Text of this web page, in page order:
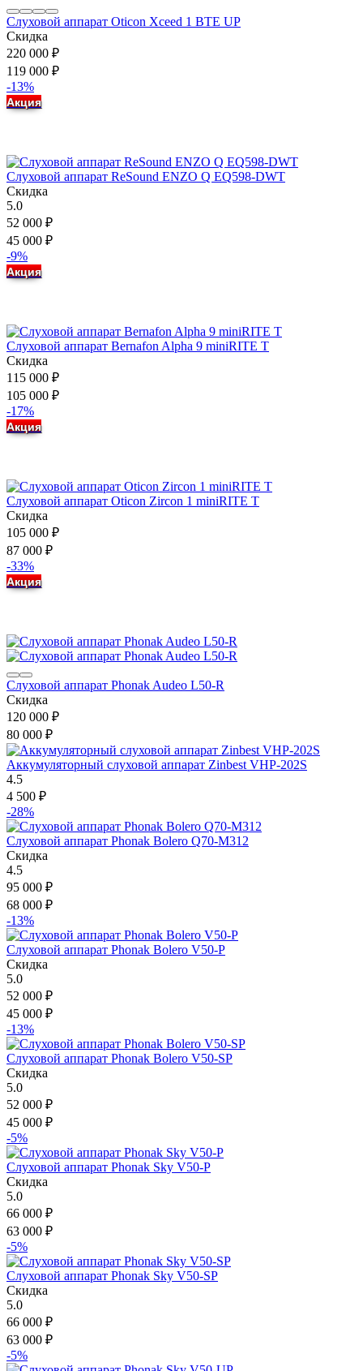
Слуховой аппарат Oticon Xceed 1 BTE UP
Скидка
220 000 ₽
119 000 ₽
-13%
Акция
Слуховой аппарат ReSound ENZO Q EQ598-DWT
Скидка
5.0
52 000 ₽
45 000 ₽
-9%
Акция
Слуховой аппарат Bernafon Alpha 9 miniRITE T
Скидка
115 000 ₽
105 000 ₽
-17%
Акция
Слуховой аппарат Oticon Zircon 1 miniRITE T
Скидка
105 000 ₽
87 000 ₽
-33%
Акция
Слуховой аппарат Phonak Audeo L50-R
Скидка
120 000 ₽
80 000 ₽
Аккумуляторный слуховой аппарат Zinbest VHP-202S
4.5
4 500 ₽
-28%
Слуховой аппарат Phonak Bolero Q70-M312
Скидка
4.5
95 000 ₽
68 000 ₽
-13%
Слуховой аппарат Phonak Bolero V50-P
Скидка
5.0
52 000 ₽
45 000 ₽
-13%
Слуховой аппарат Phonak Bolero V50-SP
Скидка
5.0
52 000 ₽
45 000 ₽
-5%
Слуховой аппарат Phonak Sky V50-P
Скидка
5.0
66 000 ₽
63 000 ₽
-5%
Слуховой аппарат Phonak Sky V50-SP
Скидка
5.0
66 000 ₽
63 000 ₽
-5%